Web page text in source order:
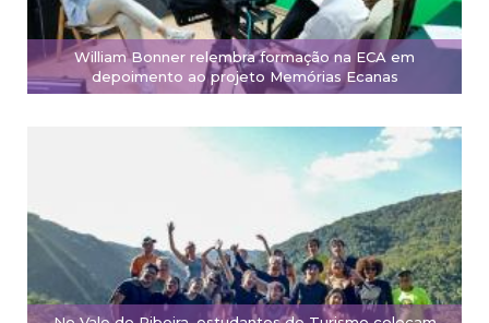
William Bonner relembra formação na ECA em
depoimento ao projeto Memórias Ecanas